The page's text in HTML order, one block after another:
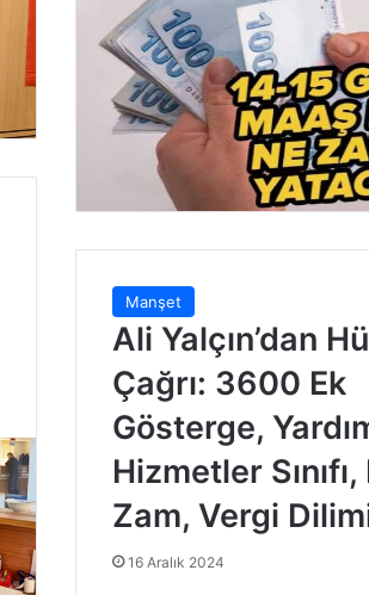
Manşet
Ali Yalçın’dan
Çağrı: 3600 Ek
Gösterge,
Hizmetler Sınıfı,
Zam, Vergi
16 Aralık 2024